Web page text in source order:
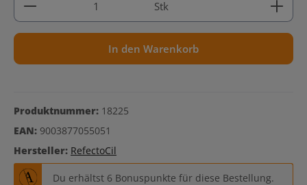
Stk
In den Warenkorb
Produktnummer: 18225
EAN: 9003877055051
Hersteller: RefectoCil
Du erhältst 6 Bonuspunkte für diese Bestellung.